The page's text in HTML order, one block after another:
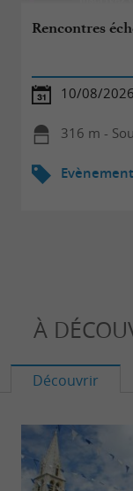
Rencontres
10/08/2026
316 m -
À
Découvrir